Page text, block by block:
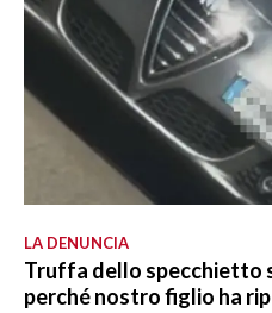
LA DENUNCIA
Truffa dello specchietto
perché nostro figlio ha